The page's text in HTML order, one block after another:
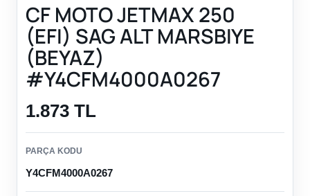
CF MOTO JETMAX 250
(EFI) SAG ALT MARSBIYE
(BEYAZ)
#Y4CFM4000A0267
1.873 TL
PARÇA KODU
Y4CFM4000A0267